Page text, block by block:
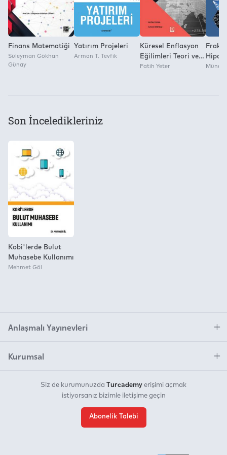
Finans Matematiği
Süleyman Gökhan
Günay
Yatırım Projeleri
Arman T. Tevfik
Küresel Enflasyon
Eğilimleri Teori ve
Uygulamaları Fatih
Fatih Yeter
Son İnceledikleriniz
Kobi'lerde Bulut
Muhasebe Kullanımı
Mehmet Göl
Anlaşmalı Yayınevleri
Kurumsal
Siz de kurumunuzda Turcademy erişimi açmak
istiyorsanız bizimle iletişime geçin
Abonelik Talebi